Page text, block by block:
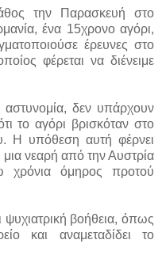
την Παρασκευή στο
ένα 15χρονο αγόρι,
έρευνες στο
φέρεται να διένειμε
δεν υπάρχουν
το αγόρι βρισκόταν στο
Η υπόθεση αυτή φέρνει
νεαρή από την Αυστρία
χρόνια όμηρος προτού
ψυχιατρική βοήθεια, όπως
και αναμεταδίδει το